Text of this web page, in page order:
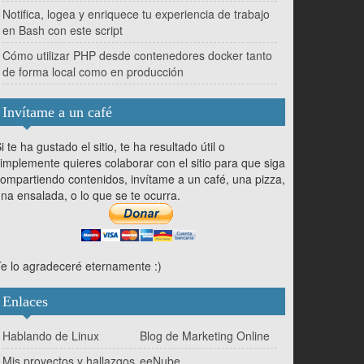
Notifica, logea y enriquece tu experiencia de trabajo
en Bash con este script
Cómo utilizar PHP desde contenedores docker tanto
de forma local como en producción
Invítame a un café
te ha gustado el sitio, te ha resultado útil o
quieres colaborar con el sitio para que siga
contenidos, invítame a un café, una pizza,
ensalada, o lo que se te ocurra.
lo agradeceré eternamente :)
Enlaces
Hablando de Linux
Blog de Marketing Online